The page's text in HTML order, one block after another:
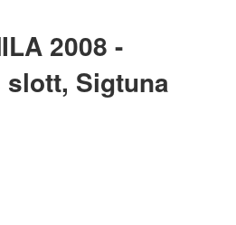
2008 -
Sigtuna